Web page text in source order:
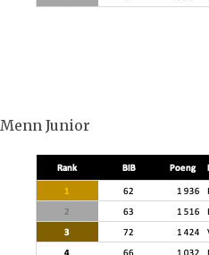
Menn Junior